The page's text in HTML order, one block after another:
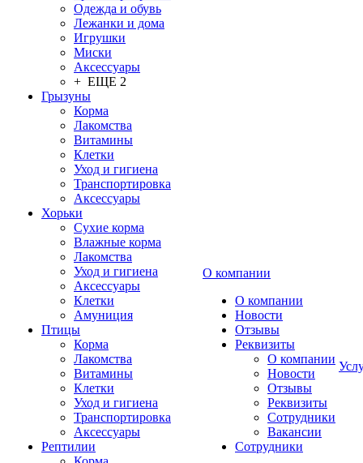
Одежда и обувь
Лежанки и дома
Игрушки
Миски
Аксессуары
+ ЕЩЕ 2
Грызуны
Корма
Лакомства
Витамины
Клетки
Уход и гигиена
Транспортировка
Аксессуары
Хорьки
Сухие корма
Влажные корма
Лакомства
Уход и гигиена
Аксессуары
Клетки
Амуниция
Птицы
Корма
Лакомства
Витамины
Клетки
Уход и гигиена
Транспортировка
Аксессуары
Рептилии
О компании
О компании
Новости
Отзывы
Реквизиты
О компании
Новости
Отзывы
Реквизиты
Сотрудники
Вакансии
Сотрудники